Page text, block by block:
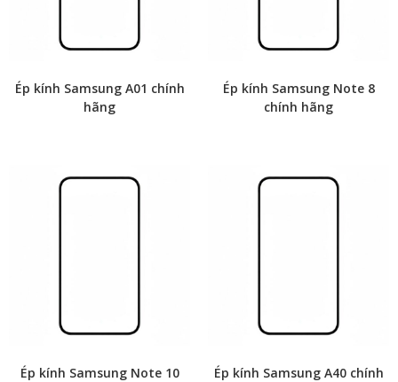
Ép kính Samsung A01 chính
hãng
Ép kính Samsung Note 8
chính hãng
Ép kính Samsung Note 10
Ép kính Samsung A40 chính